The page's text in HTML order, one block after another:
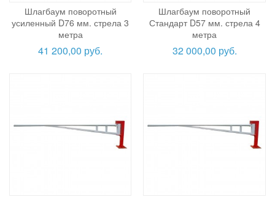
Шлагбаум поворотный
усиленный D76 мм. стрела 3
метра
41 200,00 руб.
Шлагбаум поворотный
Стандарт D57 мм. стрела 4
метра
32 000,00 руб.